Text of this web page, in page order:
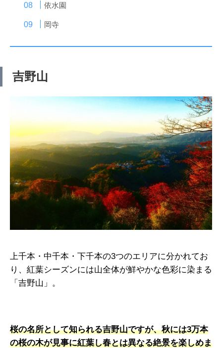
依水園
岡寺
吉野山
上千本・中千本・下千本の3つのエリアに分かれてお
り、紅葉シーズンには山全体が鮮やかな色彩に染まる
「吉野山」。
桜の名所として知られる吉野山ですが、秋には3万本
の桜の木が見事に紅葉し春とは異なる絶景を楽しめま